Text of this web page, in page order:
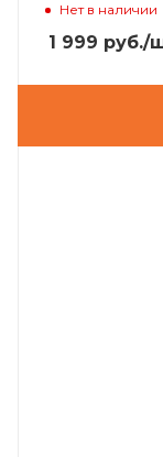
Нет в наличии
1 999 руб./